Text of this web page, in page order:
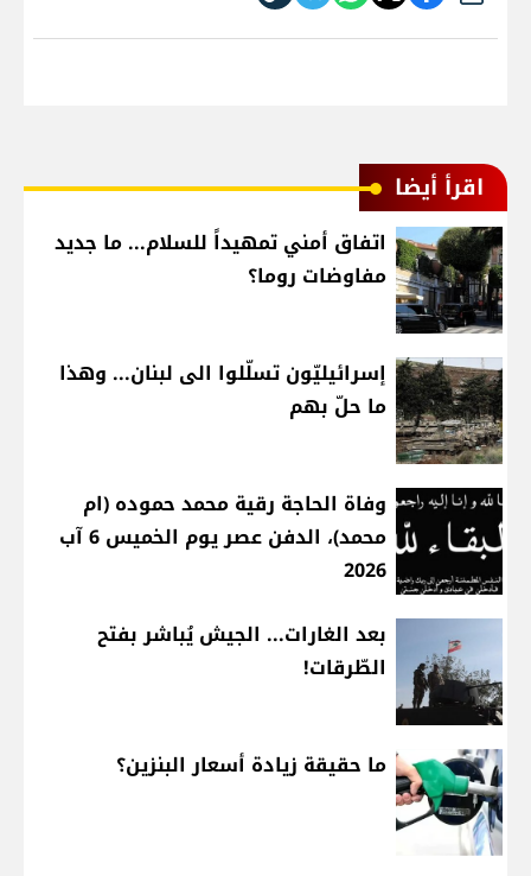
اقرأ أيضا
اتفاق أمني تمهيداً للسلام... ما جديد
مفاوضات روما؟
إسرائيليّون تسلّلوا الى لبنان... وهذا
ما حلّ بهم
وفاة الحاجة رقية محمد حموده (ام
محمد)، الدفن عصر يوم الخميس 6 آب
2026
بعد الغارات... الجيش يُباشر بفتح
الطّرقات!
ما حقيقة زيادة أسعار البنزين؟